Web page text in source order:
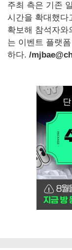
주최 측은 기존
시간을 확대했다
확보해 참석자와
는 이벤트 플랫
하다. /